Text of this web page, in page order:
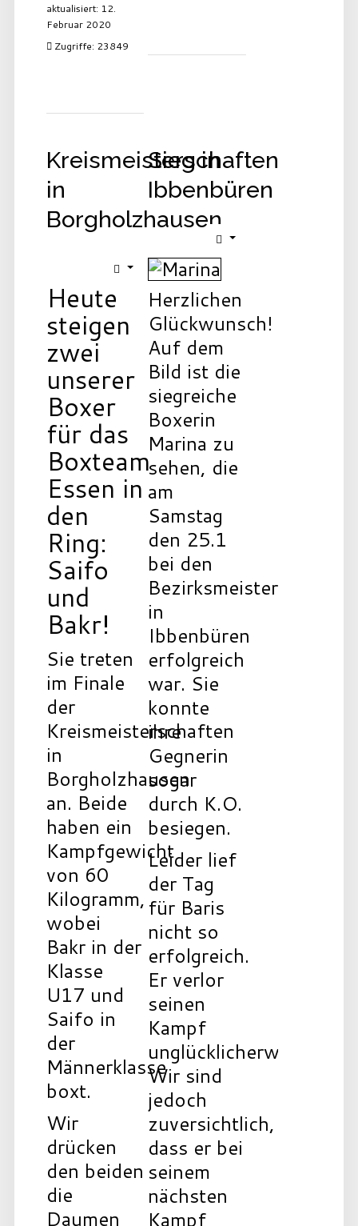
aktualisiert: 12.
Februar 2020
Zugriffe: 23849
Kreismeisterschaften
in
Borgholzhausen
Heute
steigen
zwei
unserer
Boxer
für das
Boxteam
Essen in
den
Ring:
Saifo
und
Bakr!
Sie treten
im Finale
der
Kreismeisterschaften
in
Borgholzhausen
an. Beide
haben ein
Kampfgewicht
von 60
Kilogramm,
wobei
Bakr in der
Klasse
U17 und
Saifo in
der
Männerklasse
boxt.
Wir
drücken
den beiden
die
Daumen
Sieg in
Ibbenbüren
Herzlichen
Glückwunsch!
Auf dem
Bild ist die
siegreiche
Boxerin
Marina zu
sehen, die
am
Samstag
den 25.1
bei den
Bezirksmeisterschaften
in
Ibbenbüren
erfolgreich
war. Sie
konnte
ihre
Gegnerin
sogar
durch K.O.
besiegen.
Leider lief
der Tag
für Baris
nicht so
erfolgreich.
Er verlor
seinen
Kampf
unglücklicherweise.
Wir sind
jedoch
zuversichtlich,
dass er bei
seinem
nächsten
Kampf